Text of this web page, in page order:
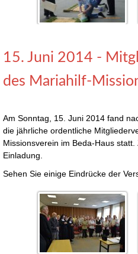
15. Juni 2014 -
des Mariahilf-
Am Sonntag, 15. Juni 2014 fand
die jährliche ordentliche
Missionsverein im Beda-Haus
Einladung.
Sehen Sie einige Eindrücke der